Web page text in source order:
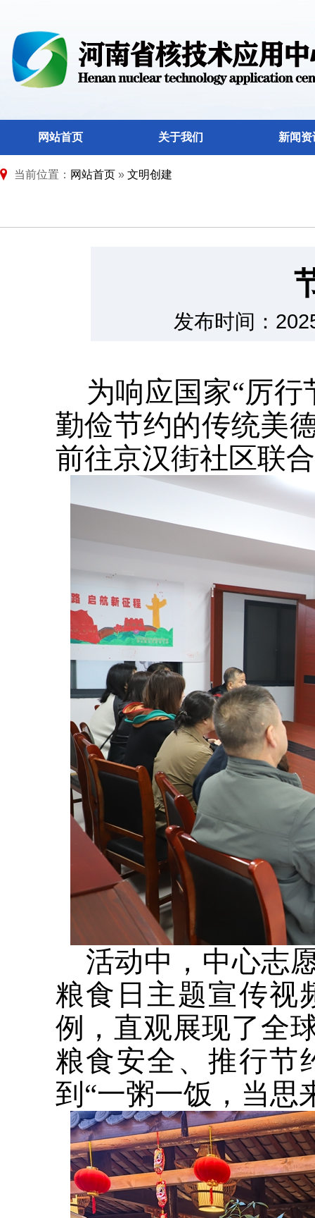
网站首页 关于我们 新闻资
当前位置： 网站首页 » 文明创建
发布时间：
为响应国家“厉
勤俭节约的传统美
前往京汉街社区联
活动中，中心志
粮食日主题宣传视
例，直观展现了全
粮食安全、推行节
到“一粥一饭，当思